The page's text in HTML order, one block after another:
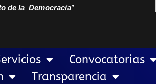
de la Democracia”
Convocatorias
Transparencia